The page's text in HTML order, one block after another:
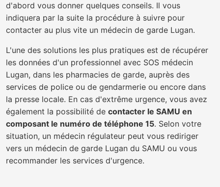
d'abord vous donner quelques conseils. Il vous
indiquera par la suite la procédure à suivre pour
contacter au plus vite un médecin de garde Lugan.
L'une des solutions les plus pratiques est de récupérer
les données d'un professionnel avec SOS médecin
Lugan, dans les pharmacies de garde, auprès des
services de police ou de gendarmerie ou encore dans
la presse locale. En cas d'extrême urgence, vous avez
également la possibilité de contacter le SAMU en
composant le numéro de téléphone 15. Selon votre
situation, un médecin régulateur peut vous rediriger
vers un médecin de garde Lugan du SAMU ou vous
recommander les services d'urgence.